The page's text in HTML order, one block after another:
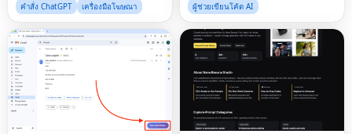
คำสั่ง ChatGPT
เครื่องมือโฆษณา
ผู้ช่วยเขียนโค้ด AI